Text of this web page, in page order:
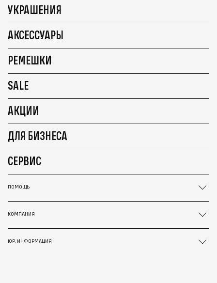
УКРАШЕНИЯ
АКСЕССУАРЫ
РЕМЕШКИ
SALE
АКЦИИ
ДЛЯ БИЗНЕСА
СЕРВИС
ПОМОЩЬ
КОМПАНИЯ
ЮР. ИНФОРМАЦИЯ